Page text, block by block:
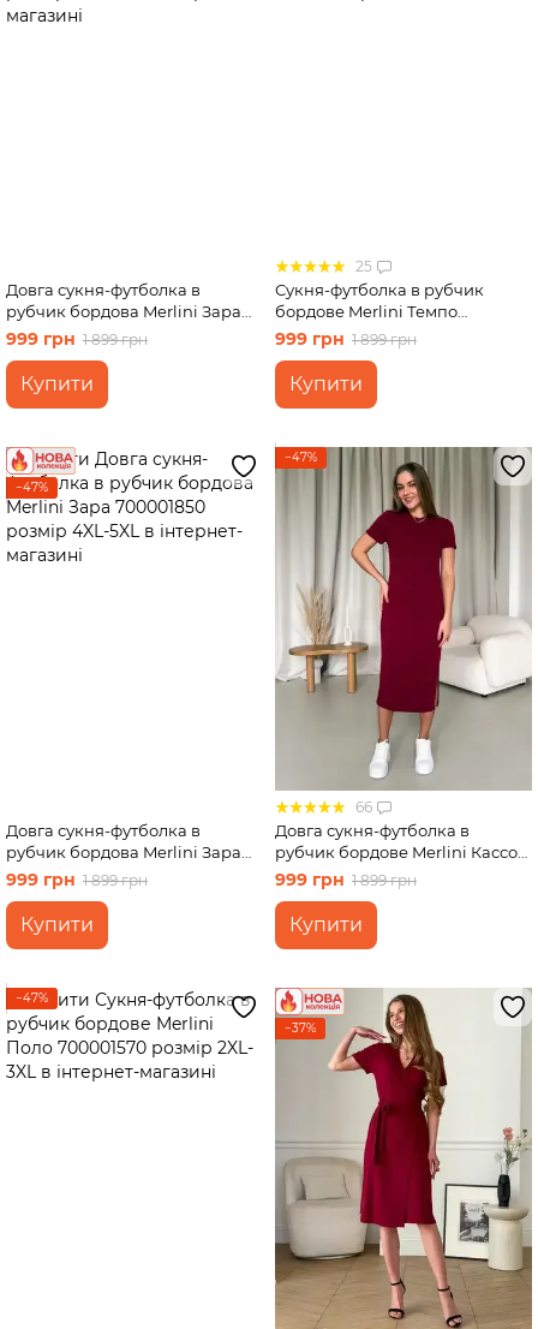
Довга сукня-футболка в
рубчик бордова Merlini Зара
700001850 розмір 2XL-3XL
999 грн 1 899 грн
Купити
25
Сукня-футболка в рубчик
бордове Merlini Темпо
700001550 розмір 2XL-3XL
999 грн 1 899 грн
Купити
−47%
Довга сукня-футболка в
рубчик бордова Merlini Зара
700001850 розмір 4XL-5XL
999 грн 1 899 грн
Купити
−47%
66
Довга сукня-футболка в
рубчик бордове Merlini Кассо
700000133 розмір S-M
999 грн 1 899 грн
Купити
−47%
−37%